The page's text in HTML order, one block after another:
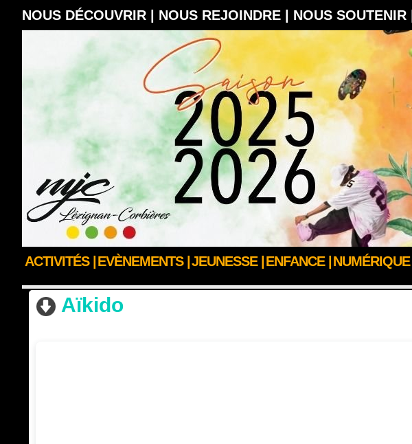
NOUS DÉCOUVRIR | NOUS REJOINDRE | NOUS SOUTENIR |
ACTIVITÉS | EVÈNEMENTS | JEUNESSE | ENFANCE | NUMÉRIQUE |
Aïkido